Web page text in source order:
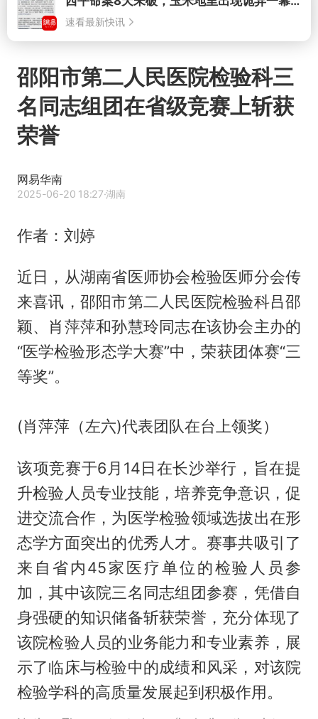
邵阳市第二人民医院检验科三
名同志组团在省级竞赛上斩获
荣誉
网易华南
2025-06-20 18:27·湖南
作者：刘婷
近日，从湖南省医师协会检验医师分会传
来喜讯，邵阳市第二人民医院检验科吕邵
颖、肖萍萍和孙慧玲同志在该协会主办的
“医学检验形态学大赛”中，荣获团体赛“三
等奖”。
(肖萍萍（左六)代表团队在台上领奖）
该项竞赛于6月14日在长沙举行，旨在提
升检验人员专业技能，培养竞争意识，促
进交流合作，为医学检验领域选拔出在形
态学方面突出的优秀人才。赛事共吸引了
来自省内45家医疗单位的检验人员参
加，其中该院三名同志组团参赛，凭借自
身强硬的知识储备斩获荣誉，充分体现了
该院检验人员的业务能力和专业素养，展
示了临床与检验中的成绩和风采，对该院
检验学科的高质量发展起到积极作用。